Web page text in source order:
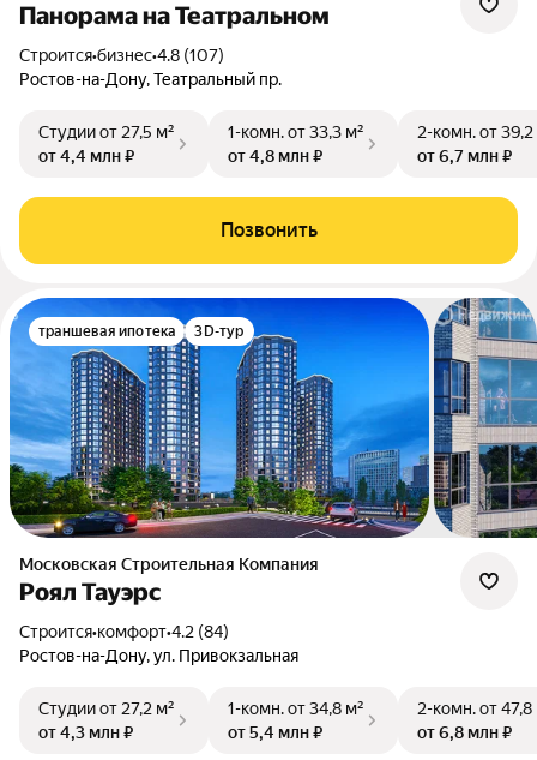
Панорама на Театральном
Строится•бизнес•4.8 (107)
Ростов-на-Дону, Театральный пр.
Студииот 27,5 м²
от 4,4 млн ₽
1-комн.от 33,3 м²
от 4,8 млн ₽
2-комн.от 39,2
от 6,7 млн ₽
Позвонить
траншевая ипотека 3D-тур
Московская Строительная Компания
Роял Тауэрс
Строится•комфорт•4.2 (84)
Ростов-на-Дону, ул. Привокзальная
Студииот 27,2 м²
от 4,3 млн ₽
1-комн.от 34,8 м²
от 5,4 млн ₽
2-комн.от 47,8
от 6,8 млн ₽